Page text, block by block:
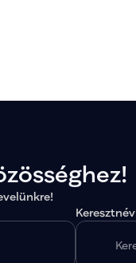
Keresztnév